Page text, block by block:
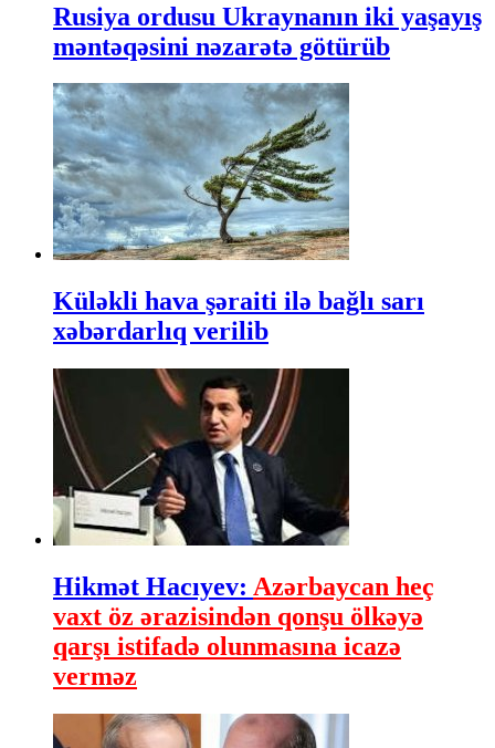
Rusiya ordusu Ukraynanın iki yaşayış
məntəqəsini nəzarətə götürüb
Küləkli hava şəraiti ilə bağlı sarı
xəbərdarlıq verilib
Hikmət Hacıyev: Azərbaycan heç
vaxt öz ərazisindən qonşu ölkəyə
qarşı istifadə olunmasına icazə
verməz